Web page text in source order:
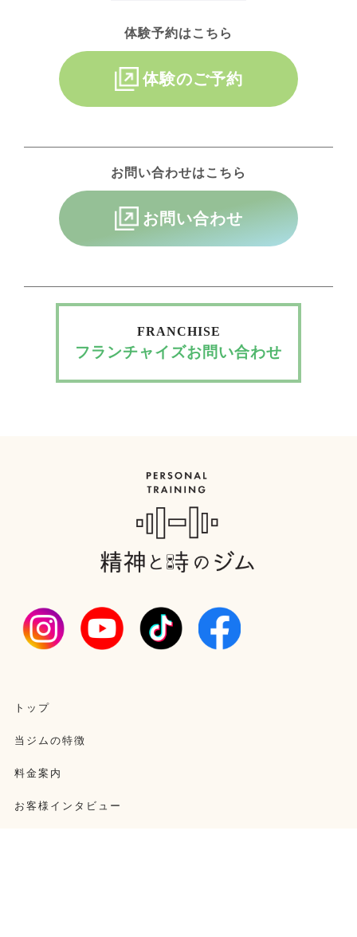
体験予約はこちら
体験のご予約
お問い合わせはこちら
お問い合わせ
FRANCHISE
フランチャイズお問い合わせ
トップ
当ジムの特徴
料金案内
お客様インタビュー